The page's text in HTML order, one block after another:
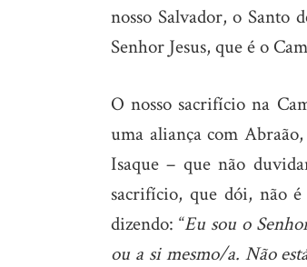
nosso Salvador, o Santo
Senhor Jesus, que é o
O nosso sacrifício na
uma aliança com
Isaque – que não
sacrifício, que dói, não
dizendo: “Eu sou o
ou a si mesmo/a. Não